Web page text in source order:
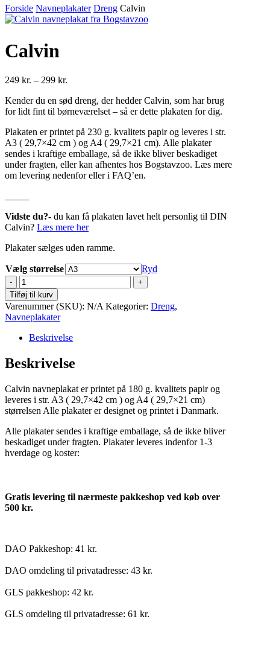
Forside Navneplakater Dreng Calvin
Calvin
249 kr. – 299 kr.
til
299 kr.
Kender du en sød dreng, der hedder Calvin, som har brug
for lidt fint til børneværelset – så er dette plakaten for dig.
Plakaten er printet på 230 g. kvalitets papir og leveres i str.
A3 ( 29,7×42 cm ) og A4 ( 29,7×21 cm). Alle plakater
sendes i kraftige emballage, så de ikke bliver beskadiget
under fragten, eller kan afhentes hos Bogstavzoo. Læs mere
om levering nedenfor eller i FAQ’en.
Vidste du?- du kan få plakaten lavet helt personlig til DIN
Calvin? Læs mere her
Plakater sælges uden ramme.
Vælg størrelse
Ryd
Calvin
antal
Tilføj til kurv
Varenummer (SKU): N/A Kategorier: Dreng,
Navneplakater
Beskrivelse
Beskrivelse
Calvin navneplakat er printet på 180 g. kvalitets papir og
leveres i str. A3 ( 29,7×42 cm ) og A4 ( 29,7×21 cm)
størrelsen Alle plakater er designet og printet i Danmark.
Alle plakater sendes i kraftige emballage, så de ikke bliver
beskadiget under fragten. Plakater leveres indenfor 1-3
hverdage og koster:
Gratis levering til nærmeste pakkeshop ved køb over
500 kr.
DAO Pakkeshop: 41 kr.
DAO omdeling til privatadresse: 43 kr.
GLS pakkeshop: 42 kr.
GLS omdeling til privatadresse: 61 kr.